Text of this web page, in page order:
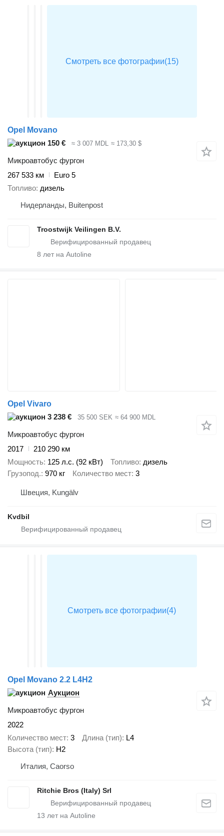
Opel Movano
150 €
≈ 3 007 MDL ≈ 173,30 $
Микроавтобус фургон
267 533 км
Euro 5
Топливо дизель
Нидерланды, Buitenpost
Troostwijk Veilingen B.V.
8 лет на Autoline
Opel Vivaro
3 238 €
35 500 SEK ≈ 64 900 MDL
Микроавтобус фургон
2017
210 290 км
Мощность 125 л.с. (92 кВт) Топливо дизель
Грузопод. 970 кг Количество мест 3
Швеция, Kungälv
Kvdbil
Opel Movano 2.2 L4H2
Аукцион
Микроавтобус фургон
2022
Количество мест 3 Длина (тип) L4
Высота (тип) H2
Италия, Caorso
Ritchie Bros (Italy) Srl
13 лет на Autoline